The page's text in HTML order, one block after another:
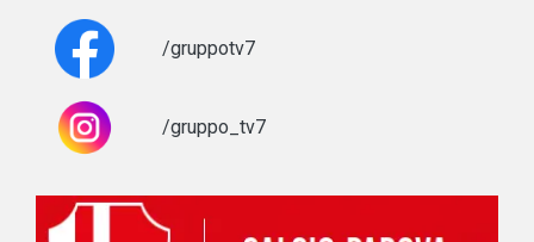
/gruppotv7
/gruppo_tv7